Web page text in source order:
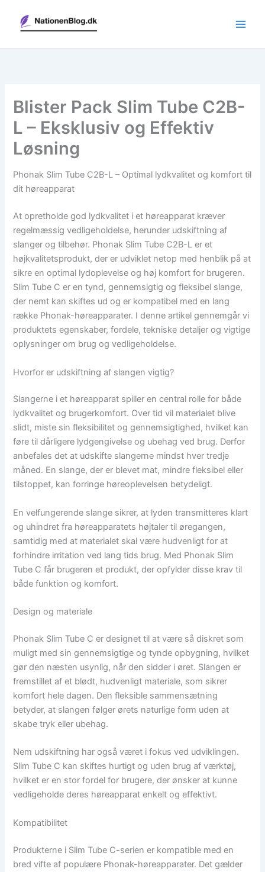
indholdet
Blister Pack Slim Tube C2B-
L – Eksklusiv og Effektiv
Løsning
Phonak Slim Tube C2B-L – Optimal lydkvalitet og komfort til
dit høreapparat
At opretholde god lydkvalitet i et høreapparat kræver
regelmæssig vedligeholdelse, herunder udskiftning af
slanger og tilbehør. Phonak Slim Tube C2B-L er et
højkvalitetsprodukt, der er udviklet netop med henblik på at
sikre en optimal lydoplevelse og høj komfort for brugeren.
Slim Tube C er en tynd, gennemsigtig og fleksibel slange,
der nemt kan skiftes ud og er kompatibel med en lang
række Phonak-høreapparater. I denne artikel gennemgår vi
produktets egenskaber, fordele, tekniske detaljer og vigtige
oplysninger om brug og vedligeholdelse.
Hvorfor er udskiftning af slangen vigtig?
Slangerne i et høreapparat spiller en central rolle for både
lydkvalitet og brugerkomfort. Over tid vil materialet blive
slidt, miste sin fleksibilitet og gennemsigtighed, hvilket kan
føre til dårligere lydgengivelse og ubehag ved brug. Derfor
anbefales det at udskifte slangerne mindst hver tredje
måned. En slange, der er blevet mat, mindre fleksibel eller
tilstoppet, kan forringe høreoplevelsen betydeligt.
En velfungerende slange sikrer, at lyden transmitteres klart
og uhindret fra høreapparatets højtaler til øregangen,
samtidig med at materialet skal være hudvenligt for at
forhindre irritation ved lang tids brug. Med Phonak Slim
Tube C får brugeren et produkt, der opfylder disse krav til
både funktion og komfort.
Design og materiale
Phonak Slim Tube C er designet til at være så diskret som
muligt med sin gennemsigtige og tynde opbygning, hvilket
gør den næsten usynlig, når den sidder i øret. Slangen er
fremstillet af et blødt, hudvenligt materiale, som sikrer
komfort hele dagen. Den fleksible sammensætning
betyder, at slangen følger ørets naturlige form uden at
skabe tryk eller ubehag.
Nem udskiftning har også været i fokus ved udviklingen.
Slim Tube C kan skiftes hurtigt og uden brug af værktøj,
hvilket er en stor fordel for brugere, der ønsker at kunne
vedligeholde deres høreapparat enkelt og effektivt.
Kompatibilitet
Produkterne i Slim Tube C-serien er kompatible med en
bred vifte af populære Phonak-høreapparater. Det gælder